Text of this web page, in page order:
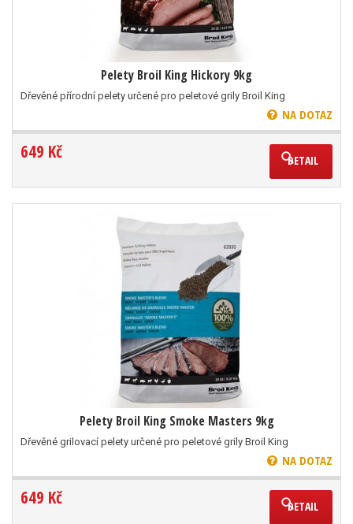
Pelety Broil King Hickory 9kg
Dřevěné přírodní pelety určené pro peletové grily Broil King
NA DOTAZ
649 Kč DETAIL
Pelety Broil King Smoke Masters 9kg
Dřevěné grilovací pelety určené pro peletové grily Broil King
NA DOTAZ
649 Kč DETAIL